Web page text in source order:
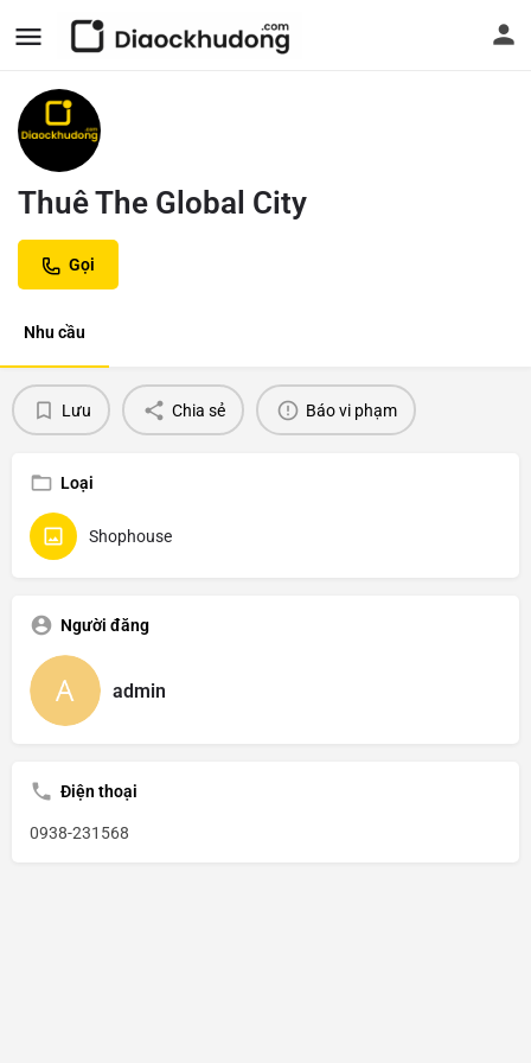
Thuê The Global City
Gọi
Nhu cầu
Lưu Chia sẻ Báo vi phạm
Loại
Shophouse
Người đăng
admin
Điện thoại
0938-231568